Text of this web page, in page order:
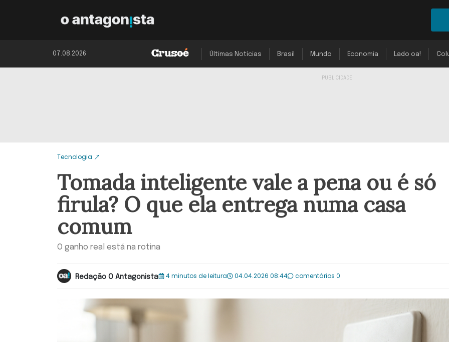
07.08.2026 Últimas Notícias Brasil Mundo Economia Lado oa!
Tecnologia
Tomada inteligente vale a pena ou é só
firula? O que ela entrega numa casa
comum
O ganho real está na rotina
Redação O Antagonista 4 minutos de leitura 04.04.2026 08:44 comentários 0